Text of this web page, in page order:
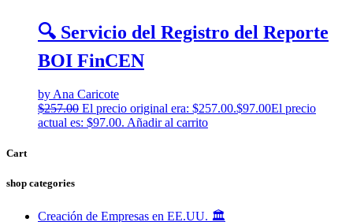
🔍 Servicio del Registro del Reporte
BOI FinCEN
by Ana Caricote
$257.00 El precio original era: $257.00.$97.00El precio
actual es: $97.00. Añadir al carrito
Cart
shop categories
Creación de Empresas en EE.UU. 🏛️